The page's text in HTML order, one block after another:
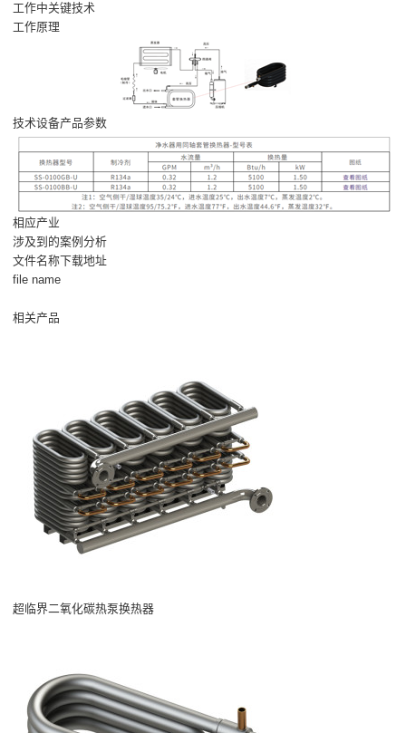
工作中关键技术
工作原理
技术设备产品参数
相应产业
涉及到的案例分析
文件名称下载地址
file name
相关产品
超临界二氧化碳热泵换热器